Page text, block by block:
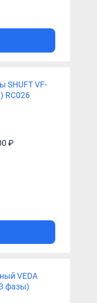
SHUFT VF-
RC026
₽
VEDA
фазы)